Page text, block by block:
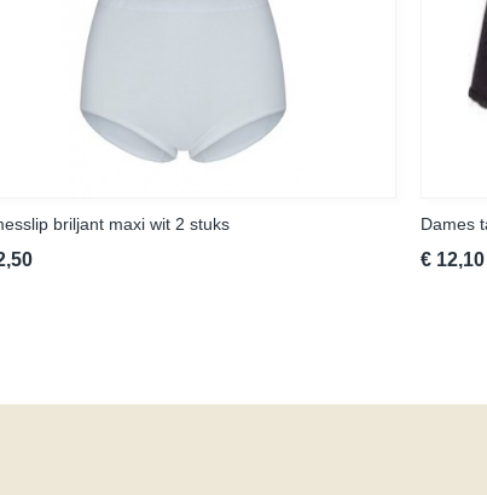
briljant maxi wit 2 stuks Dames
€ 12,10